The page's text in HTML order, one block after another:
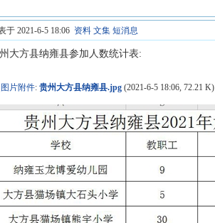
于 2021-6-5 18:06 资料 文集 短消息
大方县纳雍县参加人数统计表:
图片附件: 贵州大方县纳雍县.jpg(2021-6-5 18:06, 72.21 K)